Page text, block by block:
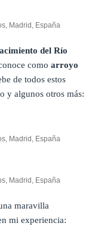
Madrid, España
del Río
comoarroyo
de todos estos
y algunos otros más:
Madrid, España
Madrid, España
maravilla
mi experiencia: